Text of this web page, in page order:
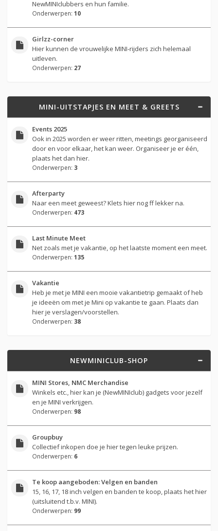
NewMINIclubbers en hun familie.
Onderwerpen: 10
Girlzz-corner
Hier kunnen de vrouwelijke MINI-rijders zich helemaal
uitleven.
Onderwerpen: 27
MINI-UITSTAPJES EN MEET & GREETS
Events 2025
Ook in 2025 worden er weer ritten, meetings georganiseerd
door en voor elkaar, het kan weer. Organiseer je er één,
plaats het dan hier.
Onderwerpen: 3
Afterparty
Naar een meet geweest? Klets hier nog ff lekker na.
Onderwerpen: 473
Last Minute Meet
Net zoals met je vakantie, op het laatste moment een meet.
Onderwerpen: 135
Vakantie
Heb je met je MINI een mooie vakantietrip gemaakt of heb
je ideeën om met je Mini op vakantie te gaan. Plaats dan
hier je verslagen/voorstellen.
Onderwerpen: 38
NEWMINICLUB-SHOP
MINI Stores, NMC Merchandise
Winkels etc., hier kan je (NewMINIclub) gadgets voor jezelf
en je MINI verkrijgen.
Onderwerpen: 98
Groupbuy
Collectief inkopen doe je hier tegen leuke prijzen.
Onderwerpen: 6
Te koop aangeboden: Velgen en banden
15, 16, 17, 18 inch velgen en banden te koop, plaats het hier
(uitsluitend t.b.v. MINI).
Onderwerpen: 99